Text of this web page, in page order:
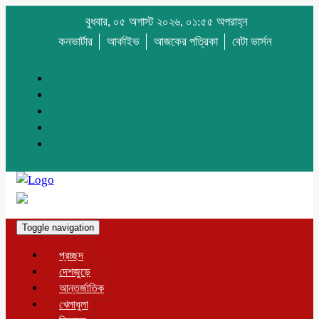
বুধবার, ০৫ অগাস্ট ২০২৬, ০১:৫৫ অপরাহ্ন
কনভার্টার
আর্কাইভ আজকের পত্রিকা বেটা ভার্সন
Toggle navigation
প্রচ্ছদ
দেশজুড়ে
আন্তর্জাতিক
খেলাধুলা